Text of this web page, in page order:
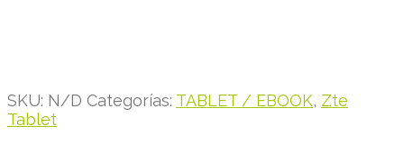
SKU: N/D Categorías: TABLET / EBOOK, Zte
Tablet